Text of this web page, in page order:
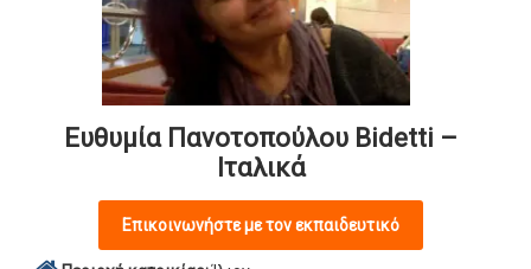
Ευθυμία Πανοτοπούλου Bidetti –
Ιταλικά
Επικοινωνήστε με τον εκπαιδευτικό